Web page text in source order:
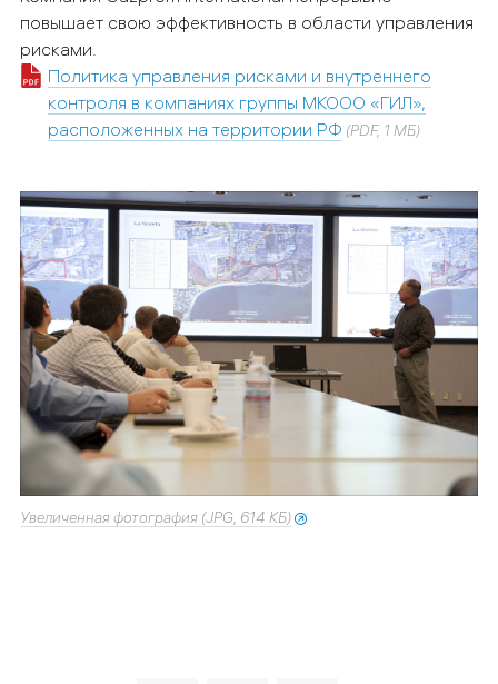
повышает свою эффективность в области управления
рисками.
Политика управления рисками и внутреннего
контроля в компаниях группы МКООО «ГИЛ»,
расположенных на территории РФ (PDF, 1 МБ)
Увеличенная фотография (JPG, 614 КБ)